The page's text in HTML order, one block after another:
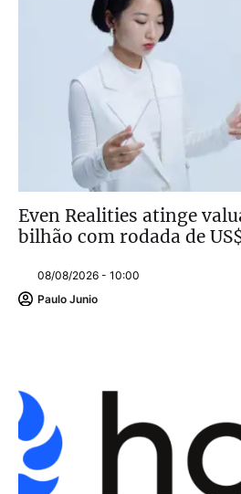
Even Realities atinge
bilhão com rodada de
08/08/2026 - 10:00
Paulo Junio